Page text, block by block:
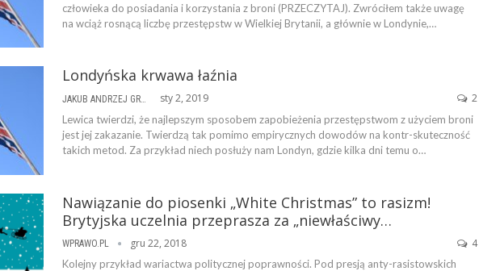
człowieka do posiadania i korzystania z broni (PRZECZYTAJ). Zwróciłem także uwagę
na wciąż rosnącą liczbę przestępstw w Wielkiej Brytanii, a głównie w Londynie,…
Londyńska krwawa łaźnia
JAKUB ANDRZEJ GRYGOWSKI sty 2, 2019 2
Lewica twierdzi, że najlepszym sposobem zapobieżenia przestępstwom z użyciem broni
jest jej zakazanie. Twierdzą tak pomimo empirycznych dowodów na kontr-skuteczność
takich metod. Za przykład niech posłuży nam Londyn, gdzie kilka dni temu o…
Nawiązanie do piosenki „White Christmas” to rasizm!
Brytyjska uczelnia przeprasza za „niewłaściwy…
WPRAWO.PL gru 22, 2018 4
Kolejny przykład wariactwa politycznej poprawności. Pod presją anty-rasistowskich